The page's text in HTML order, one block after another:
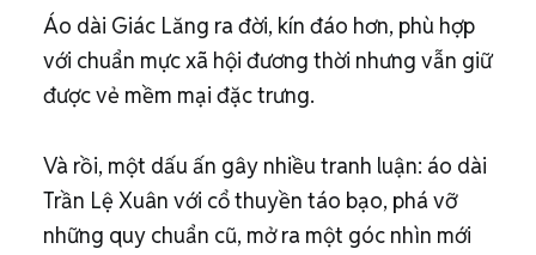
Áo dài Giác Lăng ra đời, kín đáo hơn, phù hợp
với chuẩn mực xã hội đương thời nhưng vẫn giữ
được vẻ mềm mại đặc trưng.
Và rồi, một dấu ấn gây nhiều tranh luận: áo dài
Trần Lệ Xuân với cổ thuyền táo bạo, phá vỡ
những quy chuẩn cũ, mở ra một góc nhìn mới